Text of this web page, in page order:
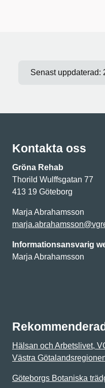
Senast uppdaterad:
Kontakta oss
Gröna Rehab
Thorild Wulffsgatan 77
413 19 Göteborg
Marja Abrahamsson
Informationsansvarig
Marja Abrahamsson
Hälsan och Arbetslivet,
Västra
Göteborgs Botaniska